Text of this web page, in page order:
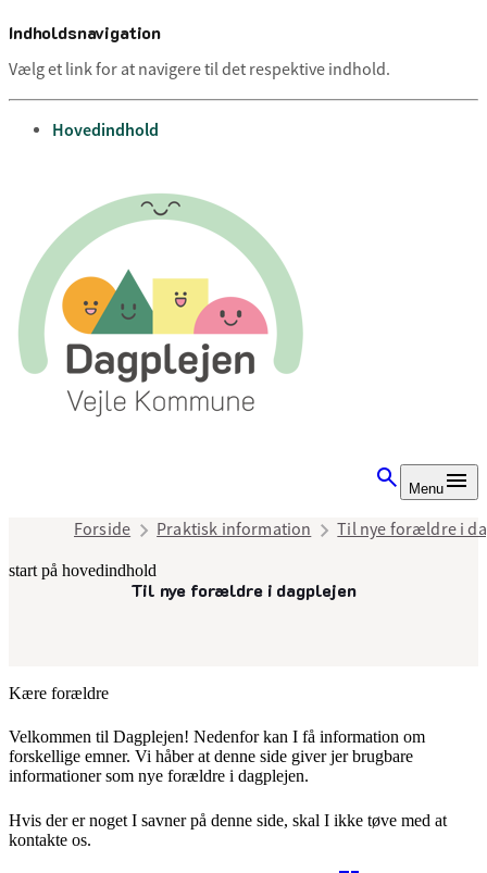
Indholdsnavigation
Vælg et link for at navigere til det respektive indhold.
gå til
Hovedindhold
Menu
Forside Praktisk information Til nye forældre i
start på hovedindhold
Til nye forældre i dagplejen
senest opdateret 7. april 2026
Kære forældre
Velkommen til Dagplejen! Nedenfor kan I få information om
forskellige emner. Vi håber at denne side giver jer brugbare
informationer som nye forældre i dagplejen.
Hvis der er noget I savner på denne side, skal I ikke tøve med at
kontakte os.